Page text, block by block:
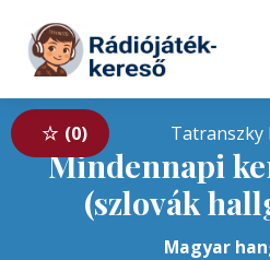
Tovább a tartalomhoz
0 Tatranszky
Mindennapi
(szlovák
Magyar